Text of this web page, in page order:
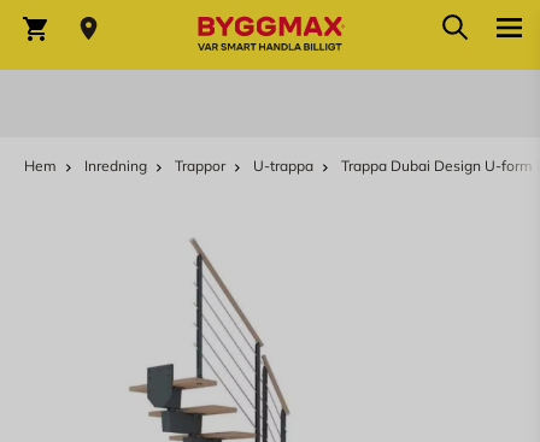
Varukorg Sök
Hem Inredning Trappor U-trappa Trappa Dubai Design U-form